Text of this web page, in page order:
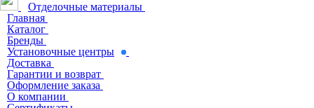
Отделочные материалы
Главная
Каталог
Бренды
Установочные центры
Доставка
Гарантии и возврат
Оформление заказа
О компании